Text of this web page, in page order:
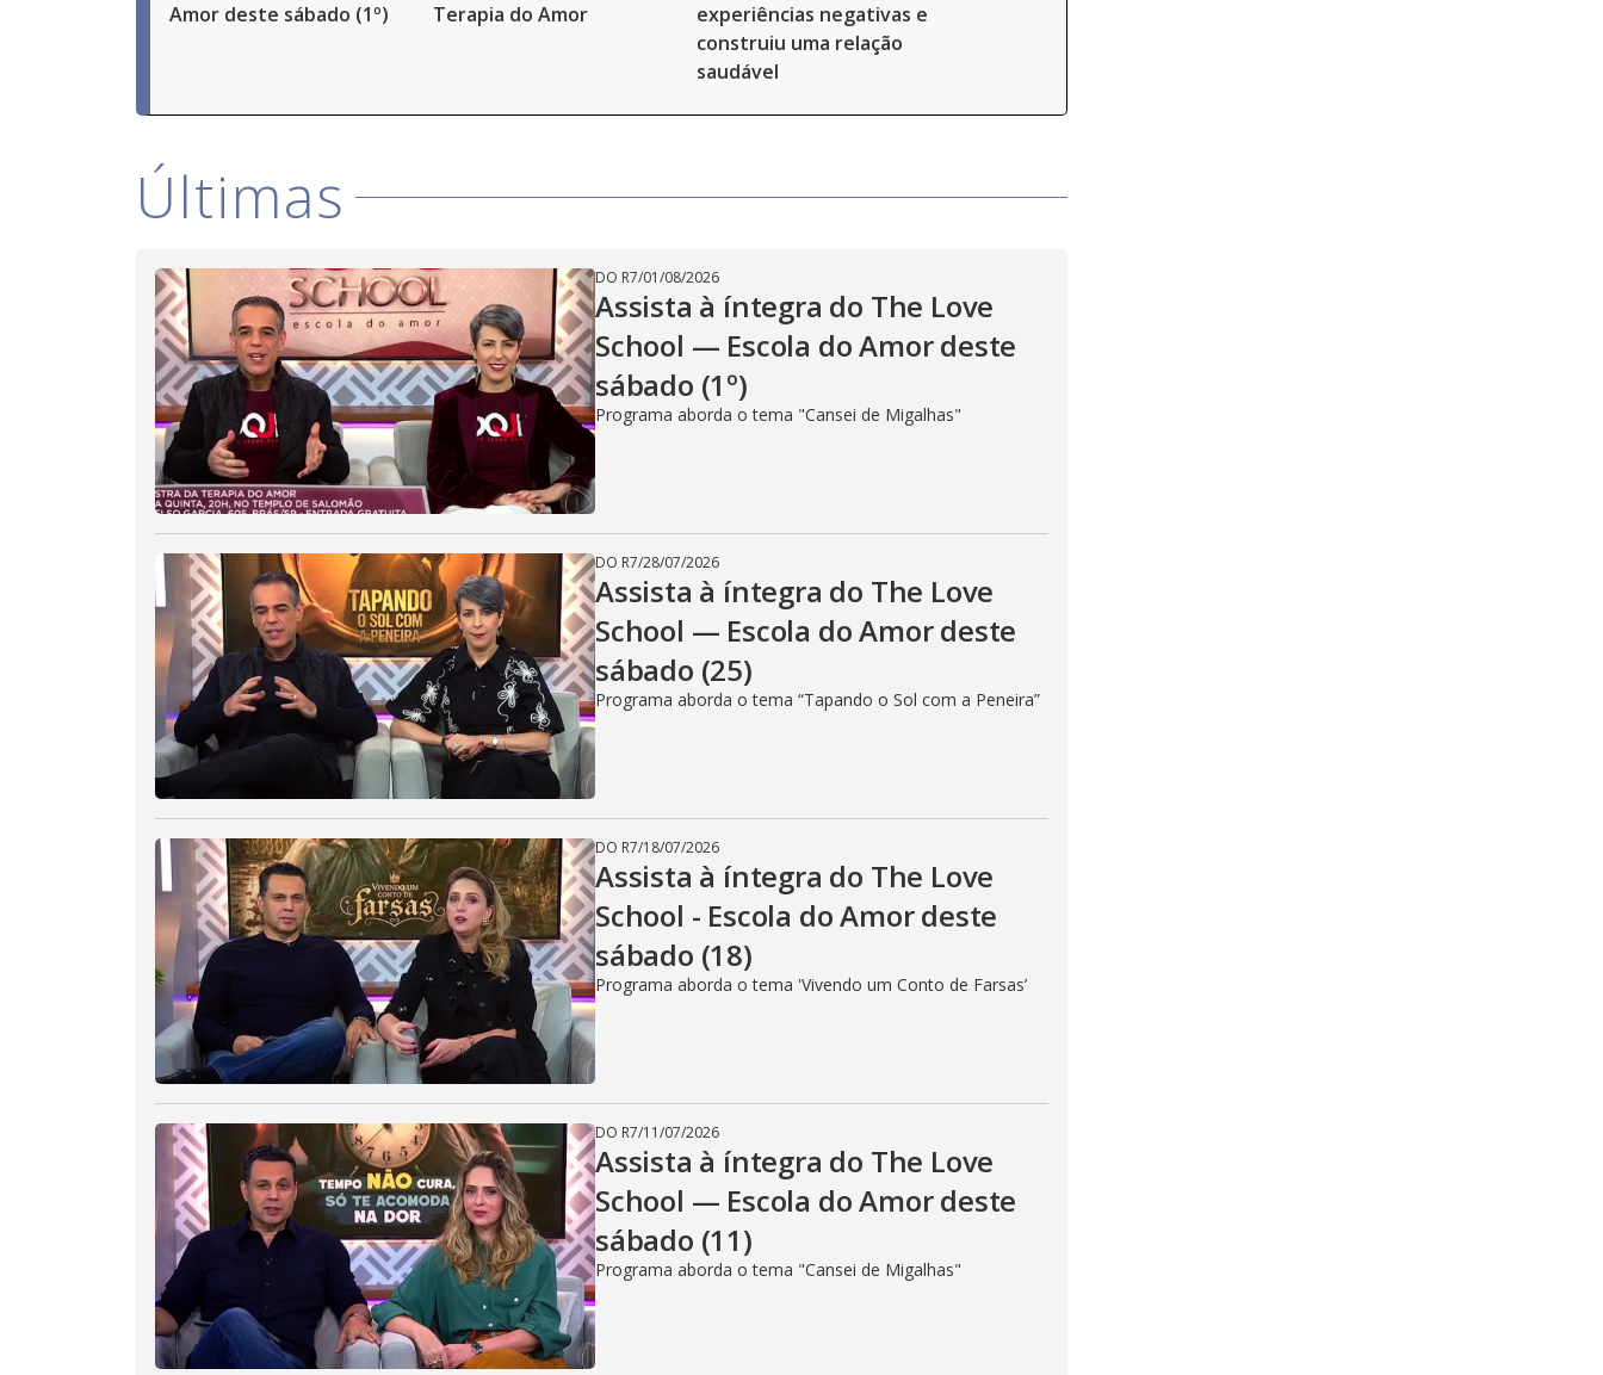
Amor deste sábado (1º)
Terapia do Amor
experiências negativas e
construiu uma relação
saudável
Últimas
DO R7/01/08/2026
Assista à íntegra do The Love
School — Escola do Amor deste
sábado (1º)
Programa aborda o tema "Cansei de Migalhas"
DO R7/28/07/2026
Assista à íntegra do The Love
School — Escola do Amor deste
sábado (25)
Programa aborda o tema “Tapando o Sol com a Peneira”
DO R7/18/07/2026
Assista à íntegra do The Love
School - Escola do Amor deste
sábado (18)
Programa aborda o tema 'Vivendo um Conto de Farsas’
DO R7/11/07/2026
Assista à íntegra do The Love
School — Escola do Amor deste
sábado (11)
Programa aborda o tema "Cansei de Migalhas"